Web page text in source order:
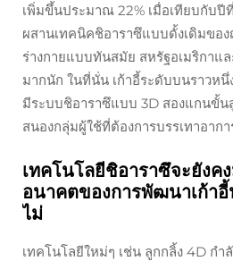
เพิ่มขึ้นประมาณ 22% เมื่อเทียบกับ
ผสานเทคนิคชิอาราซึแบบดั้งเดิมขอ
ร่างกายแบบทันสมัย สหรัฐอเมริกาแ
มากนัก ในที่นั่น เก้าอี้ระดับบนราวห
มีระบบชิอาราซึแบบ 3D สองแกนขั้
สนองกลุ่มผู้ใช้ที่ต้องการบรรเทาอาก
เทคโนโลยีชิอาราซึจะยังค
อนาคตของการพัฒนาเก้า
ไม่
เทคโนโลยีใหม่ๆ เช่น ลูกกลิ้ง 4D กำ